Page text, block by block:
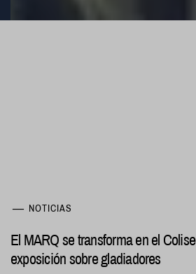
NOTICIAS
El MARQ se transforma en el
exposición sobre gladiadores